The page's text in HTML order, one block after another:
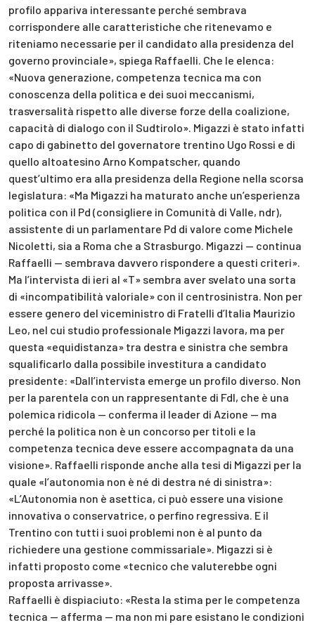
profilo appariva interessante perché sembrava
corrispondere alle caratteristiche che ritenevamo e
riteniamo necessarie per il candidato alla presidenza del
governo provinciale», spiega Raffaelli. Che le elenca:
«Nuova generazione, competenza tecnica ma con
conoscenza della politica e dei suoi meccanismi,
trasversalità rispetto alle diverse forze della coalizione,
capacità di dialogo con il Sudtirolo». Migazzi è stato infatti
capo di gabinetto del governatore trentino Ugo Rossi e di
quello altoatesino Arno Kompatscher, quando
quest’ultimo era alla presidenza della Regione nella scorsa
legislatura: «Ma Migazzi ha maturato anche un’esperienza
politica con il Pd (consigliere in Comunità di Valle, ndr),
assistente di un parlamentare Pd di valore come Michele
Nicoletti, sia a Roma che a Strasburgo. Migazzi — continua
Raffaelli — sembrava davvero rispondere a questi criteri».
Ma l’intervista di ieri al «T» sembra aver svelato una sorta
di «incompatibilità valoriale» con il centrosinistra. Non per
essere genero del viceministro di Fratelli d’Italia Maurizio
Leo, nel cui studio professionale Migazzi lavora, ma per
questa «equidistanza» tra destra e sinistra che sembra
squalificarlo dalla possibile investitura a candidato
presidente: «Dall’intervista emerge un profilo diverso. Non
per la parentela con un rappresentante di FdI, che è una
polemica ridicola — conferma il leader di Azione — ma
perché la politica non è un concorso per titoli e la
competenza tecnica deve essere accompagnata da una
visione». Raffaelli risponde anche alla tesi di Migazzi per la
quale «l’autonomia non è né di destra né di sinistra»:
«L’Autonomia non è asettica, ci può essere una visione
innovativa o conservatrice, o perfino regressiva. E il
Trentino con tutti i suoi problemi non è al punto da
richiedere una gestione commissariale». Migazzi si è
infatti proposto come «tecnico che valuterebbe ogni
proposta arrivasse».
Raffaelli è dispiaciuto: «Resta la stima per le competenza
tecnica — afferma — ma non mi pare esistano le condizioni